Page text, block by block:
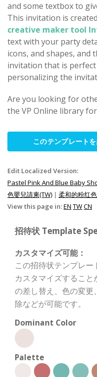
and some textbox to
This invitation is
creative maker tool
text with your party
icons, and shapes, and
invitation that is
personalizing the
Are you looking for
the VP Online library
このテンプレート
Edit Localized Version:
Pastel Pink And Blue Baby
色嬰兒請柬(TW) | 柔和的粉红
View this page in:EN TWCN
招待状 Template
カスタマイズ可能：
この招待状テンプレ
カスタマイズするこ
の差し替え、色の変更
除などが可能です。
Dominant Color
Palette